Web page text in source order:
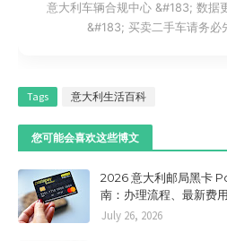
意大利车辆合规中心 &#183; 数据
&#183; 买卖二手车请务必
Tags 意大利生活百科
您可能会喜欢这些博文
2026 意大利邮局黑卡
南：办理流程、最新费
July 26, 2026